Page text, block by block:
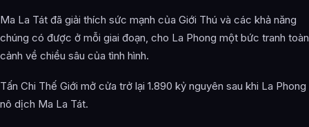
Ma La Tát đã giải thích sức mạnh của Giới Thú và các khả năng
chúng có được ở mỗi giai đoạn, cho La Phong một bức tranh toàn
cảnh về chiều sâu của tình hình.
Tấn Chi Thế Giới mở cửa trở lại 1.890 kỷ nguyên sau khi La Phong
nô dịch Ma La Tát.